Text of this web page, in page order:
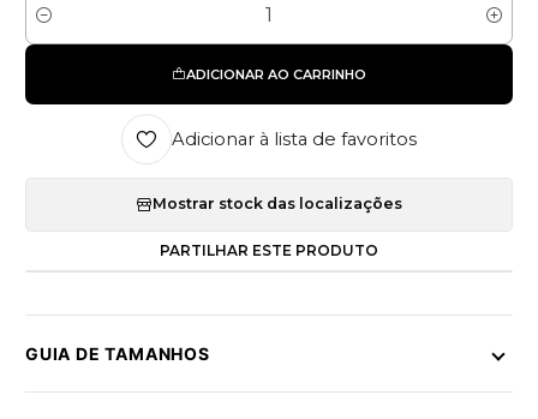
Quantidade
ADICIONAR AO CARRINHO
Adicionar à lista de favoritos
Mostrar stock das localizações
PARTILHAR ESTE PRODUTO
GUIA DE TAMANHOS